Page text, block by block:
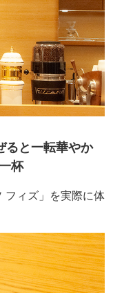
と一転華やか
杯
ィズ」を実際に体